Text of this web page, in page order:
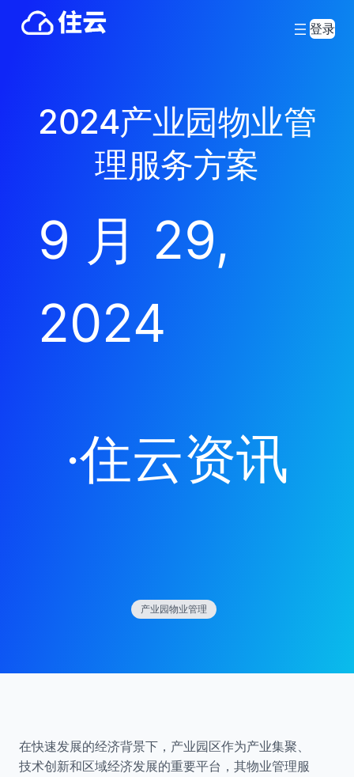
登录
2024产业园物业管
理服务方案
9 月 29,
2024
·住云资讯
产业园物业管理
在快速发展的经济背景下，产业园区作为产业集聚、
技术创新和区域经济发展的重要平台，其物业管理服